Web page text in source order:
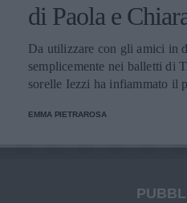
di Paola e
Da utilizzare con gli amici in
semplicemente nei balletti di
sorelle Iezzi ha infiammato il
EMMA PIETRAROSA